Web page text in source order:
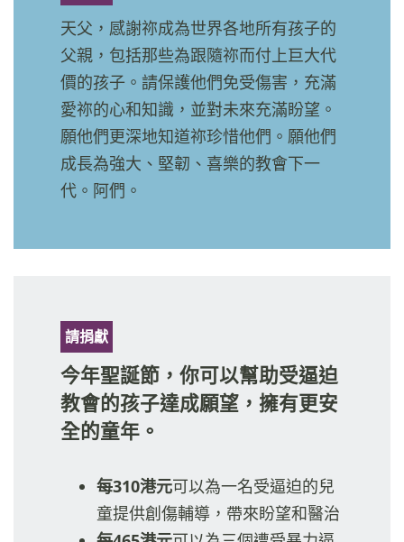
天父，感謝祢成為世界各地所有孩子的
父親，包括那些為跟隨祢而付上巨大代
價的孩子。請保護他們免受傷害，充滿
愛祢的心和知識，並對未來充滿盼望。
願他們更深地知道祢珍惜他們。願他們
成長為強大、堅韌、喜樂的教會下一
代。阿們。
請捐獻
今年聖誕節，你可以幫助受逼迫
教會的孩子達成願望，擁有更安
全的童年。
每310港元可以為一名受逼迫的兒
童提供創傷輔導，帶來盼望和醫治